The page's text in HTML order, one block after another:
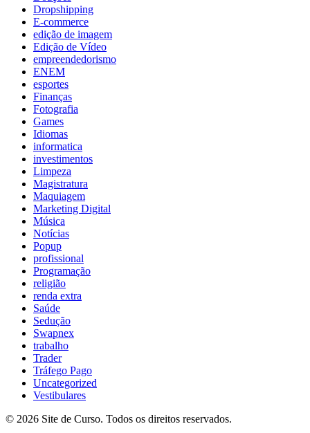
Dropshipping
E-commerce
edição de imagem
Edição de Vídeo
empreendedorismo
ENEM
esportes
Finanças
Fotografia
Games
Idiomas
informatica
investimentos
Limpeza
Magistratura
Maquiagem
Marketing Digital
Música
Notícias
Popup
profissional
Programação
religião
renda extra
Saúde
Sedução
Swapnex
trabalho
Trader
Tráfego Pago
Uncategorized
Vestibulares
© 2026 Site de Curso. Todos os direitos reservados.